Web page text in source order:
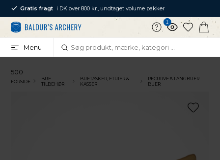
Gratis fragt i DK over 800 kr., undtaget volume pakker
1
Menu
500
FORSIDE
BUE
TILBEHØR
BUETASKER, ETUIER &
KASSER
RECURVE & LANGBUER
BUER